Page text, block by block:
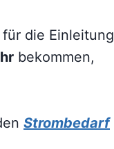
für die Einleitung
bekommen,
Strombedarf